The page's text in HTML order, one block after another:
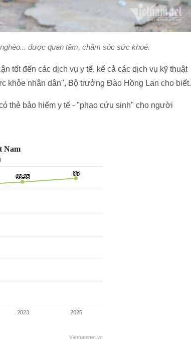
được quan tâm, chăm sóc sức khoẻ.
tốt đến các dịch vụ y tế, kể cả các dịch vụ kỹ thuật
khỏe nhân dân", Bộ trưởng Đào Hồng Lan cho biết.
thẻ bảo hiểm y tế - "phao cứu sinh" cho người